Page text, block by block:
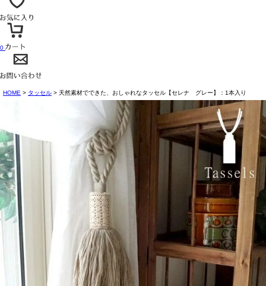
0
HOME タッセル 天然素材でできた、おしゃれなタッセル【セレナ グレー】：1本入り